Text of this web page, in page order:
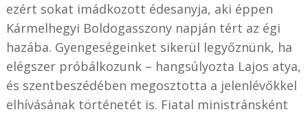
ezért sokat imádkozott édesanyja, aki éppen
Kármelhegyi Boldogasszony napján tért az égi
hazába. Gyengeségeinket sikerül legyőznünk, ha
elégszer próbálkozunk – hangsúlyozta Lajos atya,
és szentbeszédében megosztotta a jelenlévőkkel
elhívásának történetét is. Fiatal ministránsként